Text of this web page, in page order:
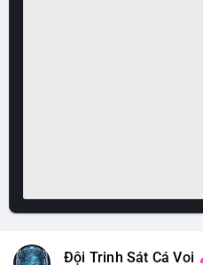
Đội Trinh Sát Cá Voi